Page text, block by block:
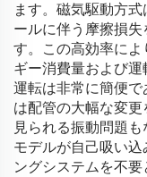
ます。磁気駆動方
ールに伴う摩擦損
す。この高効率に
ギー消費量および
運転は非常に簡便
は配管の大幅な変
見られる振動問題
モデルが自己吸い
ングシステムを不